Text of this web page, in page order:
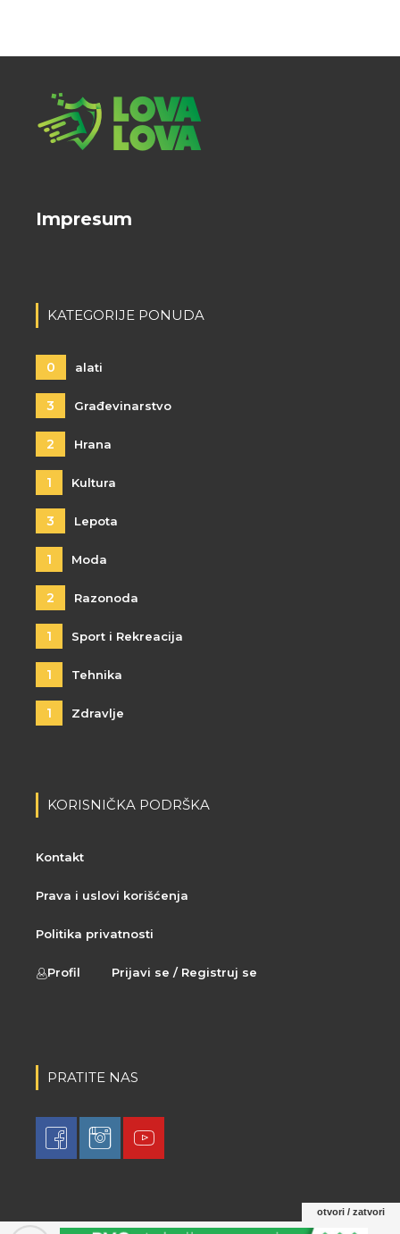
Impresum
KATEGORIJE PONUDA
0 alati
3 Građevinarstvo
2 Hrana
1 Kultura
3 Lepota
1 Moda
2 Razonoda
1 Sport i Rekreacija
1 Tehnika
1 Zdravlje
KORISNIČKA PODRŠKA
Kontakt
Prava i uslovi korišćenja
Politika privatnosti
Profil Prijavi se / Registruj se
PRATITE NAS
© 2021 LovaLova. All rights reserved.
otvori / zatvori